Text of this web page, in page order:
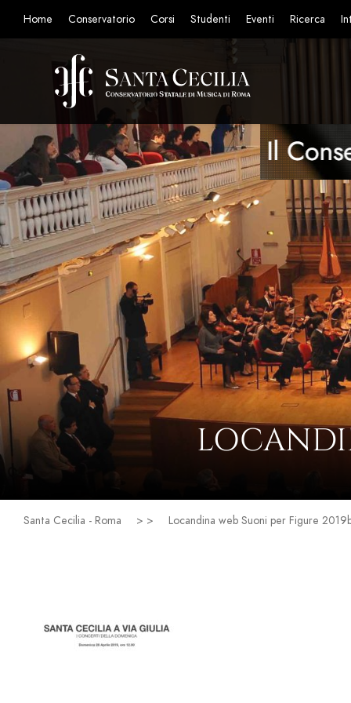
Home Conservatorio Corsi Studenti Eventi Ricerca
Santa Cecilia - Roma > > Locandina web Suoni per Figure